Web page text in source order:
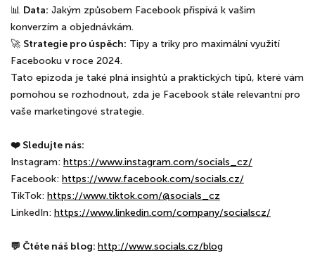
📊 Data: Jakým způsobem Facebook přispívá k vašim
konverzím a objednávkám.
🚀 Strategie pro úspěch: Tipy a triky pro maximální využití
Facebooku v roce 2024.
Tato epizoda je také plná insightů a praktických tipů, které vám
pomohou se rozhodnout, zda je Facebook stále relevantní pro
vaše marketingové strategie.
❤️ Sledujte nás:
Instagram: ⁠⁠⁠⁠⁠⁠⁠⁠⁠⁠⁠⁠https://www.instagram.com/socials_cz/⁠⁠⁠⁠⁠⁠⁠⁠⁠⁠⁠⁠
Facebook: ⁠⁠⁠⁠⁠⁠⁠⁠⁠⁠⁠⁠https://www.facebook.com/socials.cz/⁠⁠⁠⁠⁠⁠⁠⁠⁠⁠⁠⁠
TikTok: ⁠⁠⁠⁠⁠⁠⁠⁠⁠⁠⁠⁠https://www.tiktok.com/@socials_cz⁠⁠⁠⁠⁠⁠⁠⁠⁠⁠⁠⁠
LinkedIn: ⁠⁠⁠⁠⁠⁠⁠⁠⁠⁠⁠⁠https://www.linkedin.com/company/socialscz/⁠⁠⁠⁠⁠⁠⁠⁠⁠⁠⁠⁠
💬 Čtěte náš blog: ⁠⁠⁠⁠⁠⁠⁠⁠⁠⁠⁠⁠http://www.socials.cz/blog⁠⁠⁠⁠⁠⁠⁠⁠⁠⁠⁠⁠